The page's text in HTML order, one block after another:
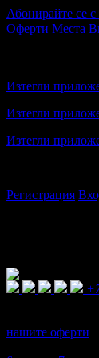
Абонирайте се
Оферти Места
Изтегли
Изтегли
Изтегли
Регистрация
нашите оферти